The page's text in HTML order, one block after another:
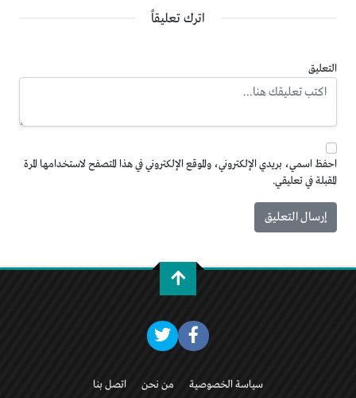
اترك تعليقاً
التعليق
احفظ اسمي، بريدي الإلكتروني، والموقع الإلكتروني في هذا المتصفح لاستخدامها المرة
المقبلة في تعليقي.
سياسة الخصوصية من نحن اتصل بنا